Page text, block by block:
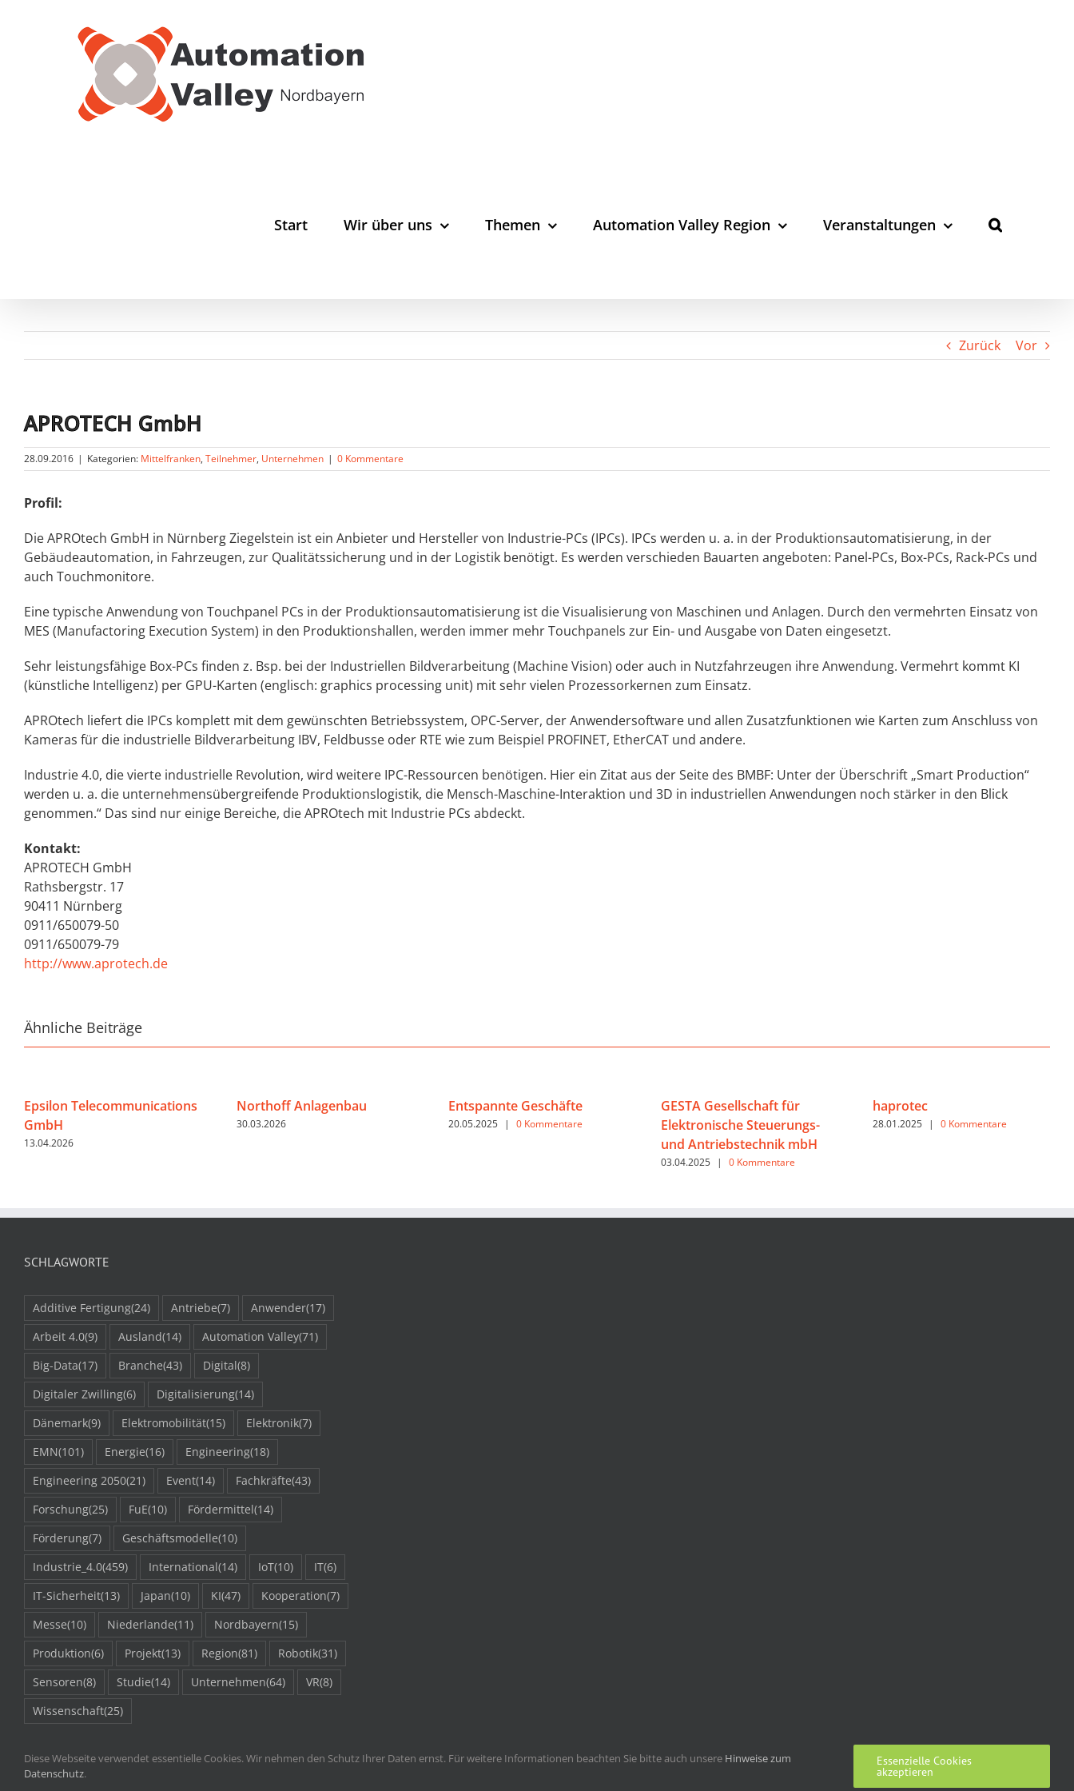
Start Wir über uns Themen Automation Valley Region Veranstaltungen
Zurück Vor
APROTECH GmbH
28.09.2016 | Kategorien: Mittelfranken, Teilnehmer, Unternehmen | 0 Kommentare
Profil:
Die APROtech GmbH in Nürnberg Ziegelstein ist ein Anbieter und Hersteller von Industrie-PCs (IPCs). IPCs werden u. a. in der Produktionsautomatisierung, in der
Gebäudeautomation, in Fahrzeugen, zur Qualitätssicherung und in der Logistik benötigt. Es werden verschieden Bauarten angeboten: Panel-PCs, Box-PCs, Rack-PCs und
auch Touchmonitore.
Eine typische Anwendung von Touchpanel PCs in der Produktionsautomatisierung ist die Visualisierung von Maschinen und Anlagen. Durch den vermehrten Einsatz von
MES (Manufactoring Execution System) in den Produktionshallen, werden immer mehr Touchpanels zur Ein- und Ausgabe von Daten eingesetzt.
Sehr leistungsfähige Box-PCs finden z. Bsp. bei der Industriellen Bildverarbeitung (Machine Vision) oder auch in Nutzfahrzeugen ihre Anwendung. Vermehrt kommt KI
(künstliche Intelligenz) per GPU-Karten (englisch: graphics processing unit) mit sehr vielen Prozessorkernen zum Einsatz.
APROtech liefert die IPCs komplett mit dem gewünschten Betriebssystem, OPC-Server, der Anwendersoftware und allen Zusatzfunktionen wie Karten zum Anschluss von
Kameras für die industrielle Bildverarbeitung IBV, Feldbusse oder RTE wie zum Beispiel PROFINET, EtherCAT und andere.
Industrie 4.0, die vierte industrielle Revolution, wird weitere IPC-Ressourcen benötigen. Hier ein Zitat aus der Seite des BMBF: Unter der Überschrift „Smart Production“
werden u. a. die unternehmensübergreifende Produktionslogistik, die Mensch-Maschine-Interaktion und 3D in industriellen Anwendungen noch stärker in den Blick
genommen.“ Das sind nur einige Bereiche, die APROtech mit Industrie PCs abdeckt.
Kontakt:
APROTECH GmbH
Rathsbergstr. 17
90411 Nürnberg
0911/650079-50
0911/650079-79
http://www.aprotech.de
Ähnliche Beiträge
Epsilon Telecommunications
GmbH
13.04.2026
Northoff Anlagenbau
30.03.2026
Entspannte Geschäfte
20.05.2025 | 0 Kommentare
GESTA Gesellschaft für
Elektronische Steuerungs-
und Antriebstechnik mbH
03.04.2025 | 0 Kommentare
haprotec
28.01.2025 | 0 Kommentare
SCHLAGWORTE
Additive Fertigung(24) Antriebe(7) Anwender(17)
Arbeit 4.0(9) Ausland(14) Automation Valley(71)
Big-Data(17) Branche(43) Digital(8)
Digitaler Zwilling(6) Digitalisierung(14)
Dänemark(9) Elektromobilität(15) Elektronik(7)
EMN(101) Energie(16) Engineering(18)
Engineering 2050(21) Event(14) Fachkräfte(43)
Forschung(25) FuE(10) Fördermittel(14)
Förderung(7) Geschäftsmodelle(10)
Industrie_4.0(459) International(14) IoT(10) IT(6)
IT-Sicherheit(13) Japan(10) KI(47) Kooperation(7)
Messe(10) Niederlande(11) Nordbayern(15)
Produktion(6) Projekt(13) Region(81) Robotik(31)
Sensoren(8) Studie(14) Unternehmen(64) VR(8)
Wissenschaft(25)
Diese Webseite verwendet essentielle Cookies. Wir nehmen den Schutz Ihrer Daten ernst. Für weitere Informationen beachten Sie bitte auch unsere Hinweise zum
Datenschutz.
Essenzielle Cookies
akzeptieren